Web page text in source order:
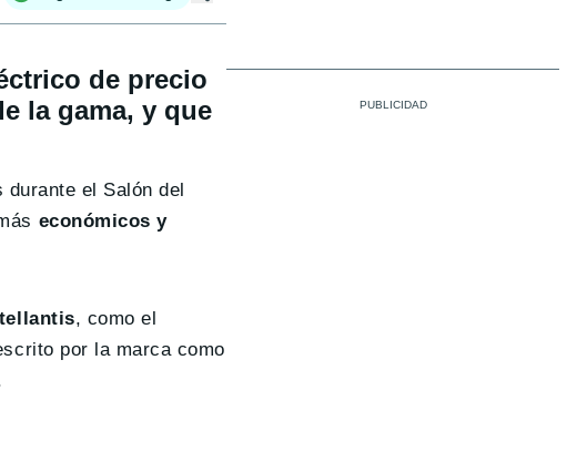
de precio
la gama, y que
el Salón del
económicos y
, como el
por la marca como